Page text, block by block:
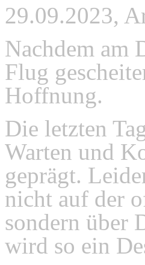
29.09.2023,
Nachdem am
Flug
Hoffnung.
Die letzten
Warten und
geprägt.
nicht auf der
sondern über
wird so ein